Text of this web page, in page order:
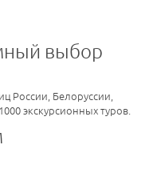
выбор
России, Белоруссии,
экскурсионных туров.